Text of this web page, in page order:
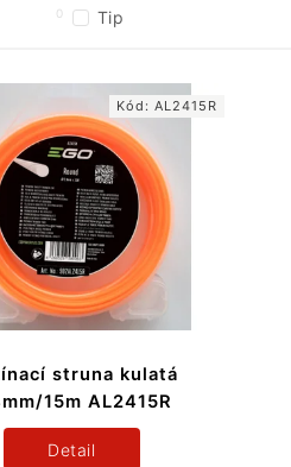
0 Tip
struna kulatá
15m AL2415R
Detail
Kód:AL2415R